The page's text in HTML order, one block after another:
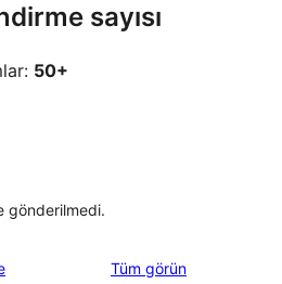
sayısı
50+
gönderilmedi.
Tüm değerlendirmeleri
görün